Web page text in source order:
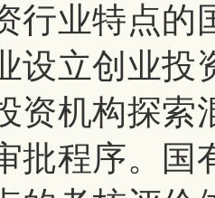
行业特点的
设立创业投
资机构探索
批程序。国